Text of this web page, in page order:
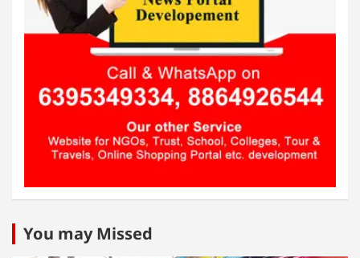
You may Missed